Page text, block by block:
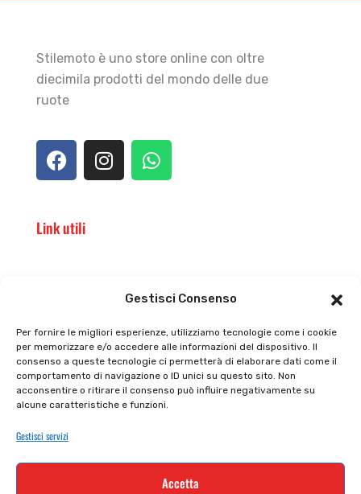
Gestisci Consenso
Per fornire le migliori esperienze, utilizziamo tecnologie come i cookie
per memorizzare e/o accedere alle informazioni del dispositivo. Il
consenso a queste tecnologie ci permetterà di elaborare dati come il
comportamento di navigazione o ID unici su questo sito. Non
acconsentire o ritirare il consenso può influire negativamente su
alcune caratteristiche e funzioni.
Gestisci servizi
Accetta
Stilemoto è uno store online con oltre
diecimila prodotti del mondo delle due
ruote
Link utili
Privacy policy
Cookie policy
Tutti prodotti
Termini e condizioni